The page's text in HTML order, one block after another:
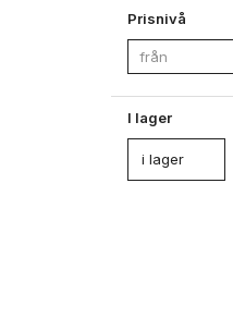
W40 / L38 -
W42 / L38 -
W46 / L38 -
W48 / L38 -
Prisnivå
I lager
i lager